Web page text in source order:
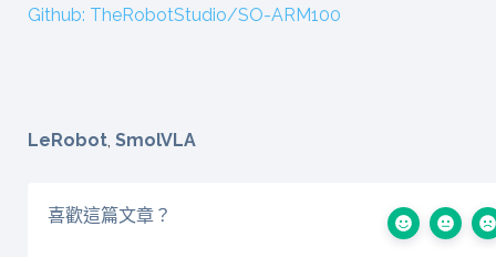
Github: TheRobotStudio/SO-ARM100
LeRobot, SmolVLA
喜歡這篇文章？